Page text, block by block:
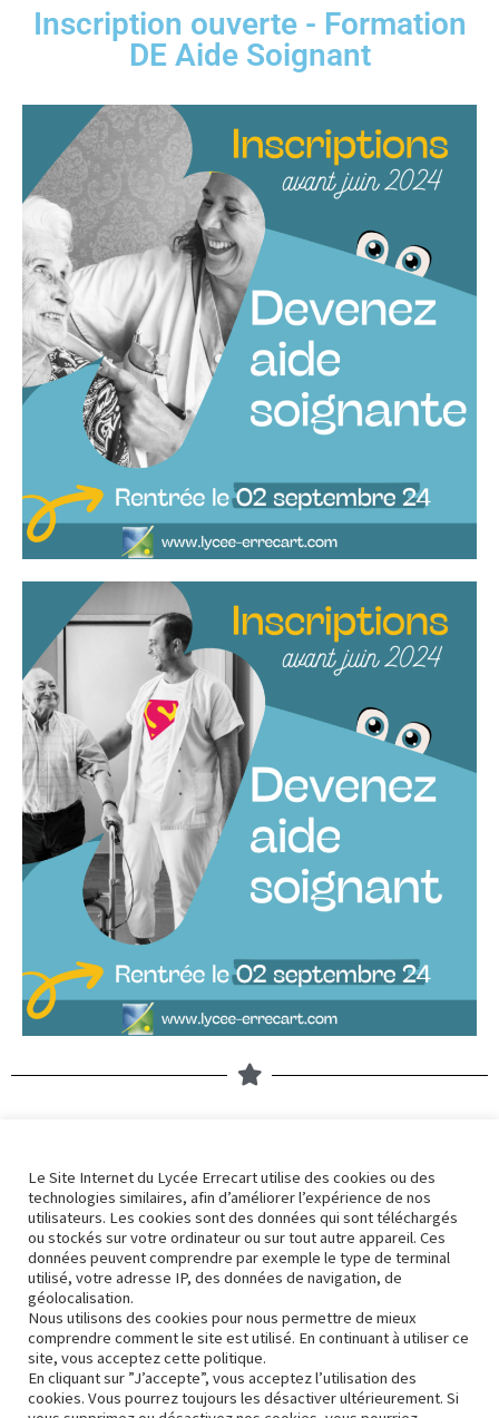
Inscription ouverte - Formation
DE Aide Soignant
Errek’actu 2324 – 31
3 avril 2024
Errek’actu 2324 – 30
22 mars 2024
Le Site Internet du Lycée Errecart utilise des cookies ou des
technologies similaires, afin d’améliorer l’expérience de nos
utilisateurs. Les cookies sont des données qui sont téléchargés
ou stockés sur votre ordinateur ou sur tout autre appareil. Ces
données peuvent comprendre par exemple le type de terminal
utilisé, votre adresse IP, des données de navigation, de
géolocalisation.
Nous utilisons des cookies pour nous permettre de mieux
comprendre comment le site est utilisé. En continuant à utiliser ce
site, vous acceptez cette politique.
En cliquant sur ”J’accepte”, vous acceptez l’utilisation des
cookies. Vous pourrez toujours les désactiver ultérieurement. Si